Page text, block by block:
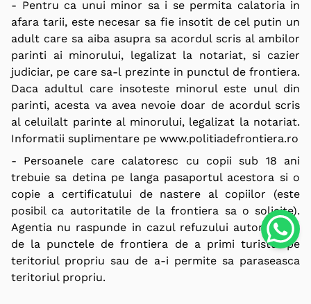
- Pentru ca unui minor sa i se permita calatoria in
afara tarii, este necesar sa fie insotit de cel putin un
adult care sa aiba asupra sa acordul scris al ambilor
parinti ai minorului, legalizat la notariat, si cazier
judiciar, pe care sa-l prezinte in punctul de frontiera.
Daca adultul care insoteste minorul este unul din
parinti, acesta va avea nevoie doar de acordul scris
al celuilalt parinte al minorului, legalizat la notariat.
Informatii suplimentare pe www.politiadefrontiera.ro
- Persoanele care calatoresc cu copii sub 18 ani
trebuie sa detina pe langa pasaportul acestora si o
copie a certificatului de nastere al copiilor (este
posibil ca autoritatile de la frontiera sa o solicite).
Agentia nu raspunde in cazul refuzului autoritatilor
de la punctele de frontiera de a primi turistul pe
teritoriul propriu sau de a-i permite sa paraseasca
teritoriul propriu.